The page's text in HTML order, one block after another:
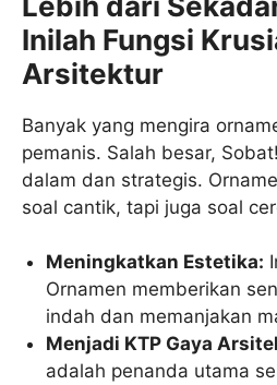
Inilah Fungsi
Arsitektur
Banyak yang mengira
pemanis. Salah besar,
dalam dan strategis.
soal cantik, tapi juga soal
Meningkatkan Estetika:
Ornamen memberikan
indah dan memanjakan
Menjadi KTP Gaya
adalah penanda utama